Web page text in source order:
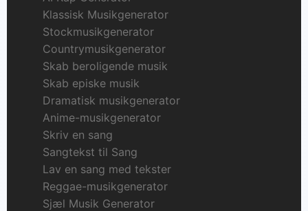
Klassisk Musikgenerator
Stockmusikgenerator
Countrymusikgenerator
Skab beroligende musik
Skab episke musik
Dramatisk musikgenerator
Anime-musikgenerator
Skriv en sang
Sangtekst til Sang
Lav en sang med tekster
Reggae-musikgenerator
Sjæl Musik Generator